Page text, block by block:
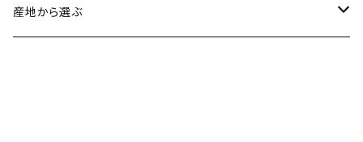
ストラップ
鯛
野菜
書籍・雑誌
産地から選ぶ